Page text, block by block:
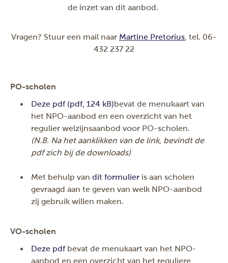
de inzet van dit aanbod.
Vragen? Stuur een mail naar Martine Pretorius , tel. 06-
432 237 22
PO-scholen
Deze pdf(pdf, 124 kB)bevat de menukaart van
het NPO-aanbod en een overzicht van het
regulier welzijnsaanbod voor PO-scholen.
(N.B. Na het aanklikken van de link, bevindt de
pdf zich bij de downloads)
Met behulp van dit formulier is aan scholen
gevraagd aan te geven van welk NPO-aanbod
zij gebruik willen maken.
VO-scholen
Deze pdfbevat de menukaart van het NPO-
aanbod en een overzicht van het reguliere